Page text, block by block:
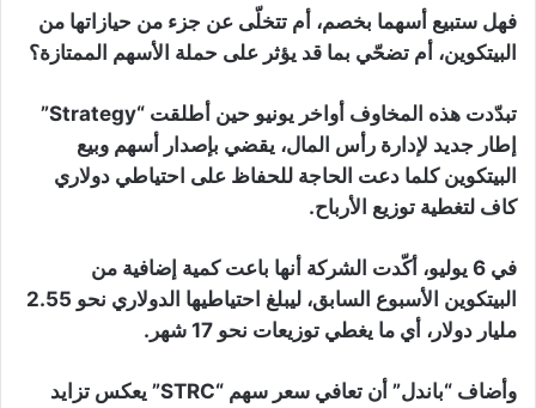
فهل ستبيع أسهما بخصم، أم تتخلّى عن جزء من حيازاتها من
البيتكوين، أم تضحّي بما قد يؤثر على حملة الأسهم الممتازة؟
تبدّدت هذه المخاوف أواخر يونيو حين أطلقت “Strategy”
إطار جديد لإدارة رأس المال، يقضي بإصدار أسهم وبيع
البيتكوين كلما دعت الحاجة للحفاظ على احتياطي دولاري
كاف لتغطية توزيع الأرباح.
في 6 يوليو، أكّدت الشركة أنها باعت كمية إضافية من
البيتكوين الأسبوع السابق، ليبلغ احتياطيها الدولاري نحو 2.55
مليار دولار، أي ما يغطي توزيعات نحو 17 شهر.
وأضاف “باندل” أن تعافي سعر سهم “STRC” يعكس تزايد